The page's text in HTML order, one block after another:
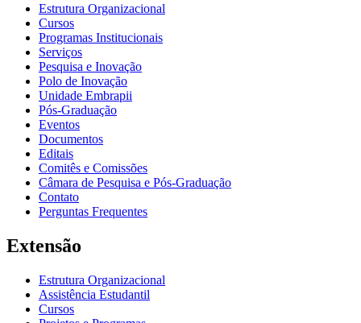
Estrutura Organizacional
Cursos
Programas Institucionais
Serviços
Pesquisa e Inovação
Polo de Inovação
Unidade Embrapii
Pós-Graduação
Eventos
Documentos
Editais
Comitês e Comissões
Câmara de Pesquisa e Pós-Graduação
Contato
Perguntas Frequentes
Extensão
Estrutura Organizacional
Assistência Estudantil
Cursos